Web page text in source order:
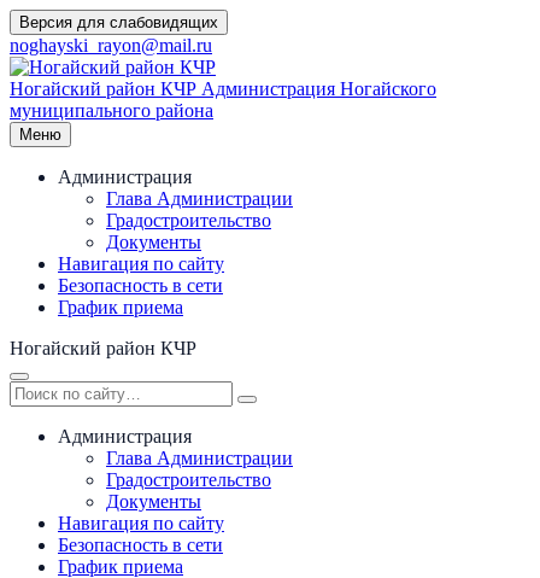
Перейти
к
содержимому
Версия для слабовидящих
noghayski_rayon@mail.ru
Ногайский район КЧР Администрация Ногайского
муниципального района
Меню
Администрация
Глава Администрации
Градостроительство
Документы
Навигация по сайту
Безопасность в сети
График приема
Ногайский район КЧР
Администрация
Глава Администрации
Градостроительство
Документы
Навигация по сайту
Безопасность в сети
График приема